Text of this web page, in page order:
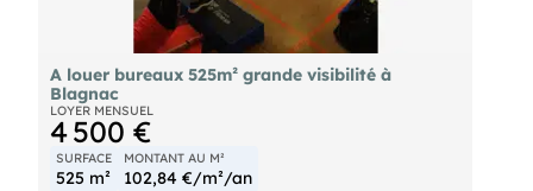
A louer bureaux 525m² grande visibilité à
Blagnac
LOYER MENSUEL
4 500 €
SURFACE
525 m²
MONTANT AU M²
102,84 €/m²/an